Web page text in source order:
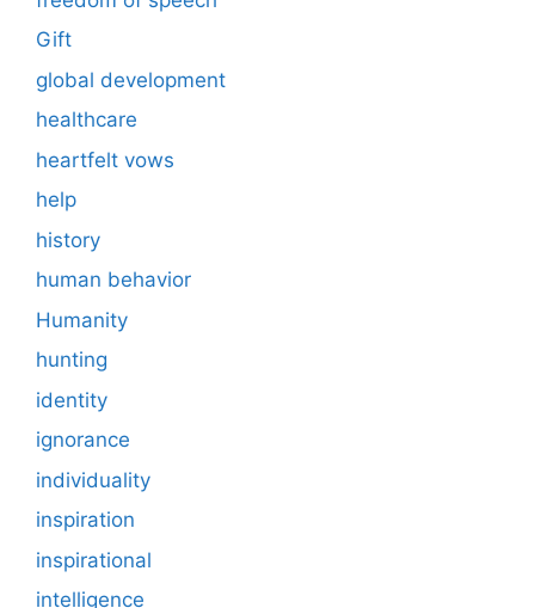
Gift
global development
healthcare
heartfelt vows
help
history
human behavior
Humanity
hunting
identity
ignorance
individuality
inspiration
inspirational
intelligence